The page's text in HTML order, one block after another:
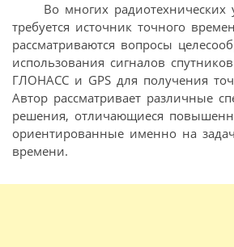
Во многих радиотехнических
требуется источник точного
рассматриваются вопросы
использования сигналов
ГЛОНАСС и GPS для получения
Автор рассматривает различные
решения, отличающиеся
ориентированные именно на
времени.